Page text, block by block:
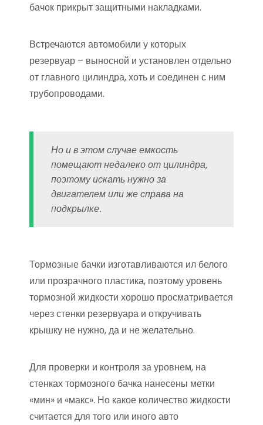
бачок прикрыт защитными накладками.
Встречаются автомобили у которых
резервуар – выносной и установлен отдельно
от главного цилиндра, хоть и соединен с ним
трубопроводами.
Но и в этом случае емкость
помещают недалеко от цилиндра,
поэтому искать нужно за
двигателем или же справа на
подкрылке.
Тормозные бачки изготавливаются ил белого
или прозрачного пластика, поэтому уровень
тормозной жидкости хорошо просматривается
через стенки резервуара и откручивать
крышку не нужно, да и не желательно.
Для проверки и контроля за уровнем, на
стенках тормозного бачка нанесены метки
«мин» и «макс». Но какое количество жидкости
считается для того или иного авто